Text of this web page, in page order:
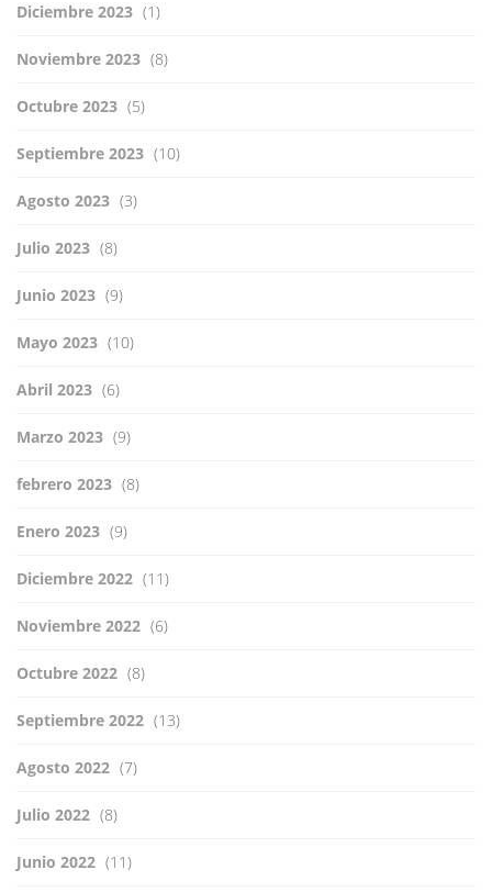
Diciembre 2023 (1)
Noviembre 2023 (8)
Octubre 2023 (5)
Septiembre 2023 (10)
Agosto 2023 (3)
Julio 2023 (8)
Junio 2023 (9)
Mayo 2023 (10)
Abril 2023 (6)
Marzo 2023 (9)
febrero 2023 (8)
Enero 2023 (9)
Diciembre 2022 (11)
Noviembre 2022 (6)
Octubre 2022 (8)
Septiembre 2022 (13)
Agosto 2022 (7)
Julio 2022 (8)
Junio 2022 (11)